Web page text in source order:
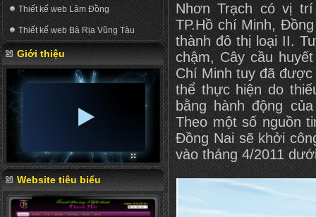
Thiết kế web Lâm Đồng
Thiết kế web Bà Rịa Vũng Tàu
Giới thiệu
Website tiêu biểu
Nhơn Trạch có vị
TP.Hồ chí Minh,
thành đô thị loại II.
chậm, Cây cầu
Chí Minh tuy đã
thể thực hiện do
bằng hành động
Theo một số nguồn
Đồng Nai sẽ khởi
vào tháng 4/2011